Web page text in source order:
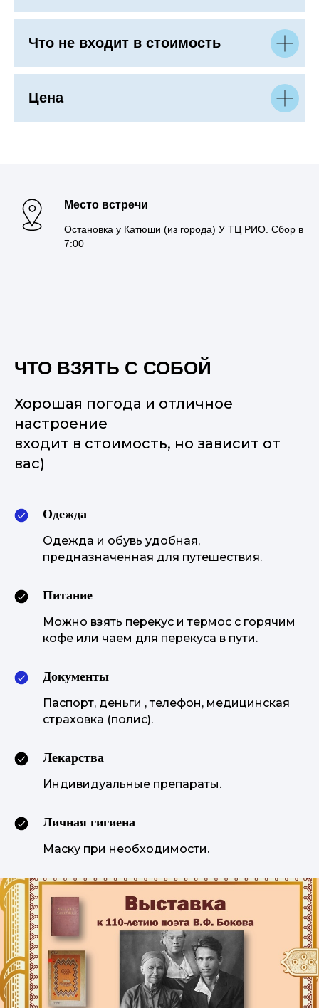
Что не входит в стоимость
Цена
Место встречи
Остановка у Катюши (из города) У ТЦ РИО. Сбор в
7:00
ЧТО ВЗЯТЬ С СОБОЙ
Хорошая погода и отличное
настроение
входит в стоимость, но зависит от
вас)
Одежда
Одежда и обувь удобная,
предназначенная для путешествия.
Питание
Можно взять перекус и термос с горячим
кофе или чаем для перекуса в пути.
Документы
Паспорт, деньги , телефон, медицинская
страховка (полис).
Лекарства
Индивидуальные препараты.
Личная гигиена
Маску при необходимости.